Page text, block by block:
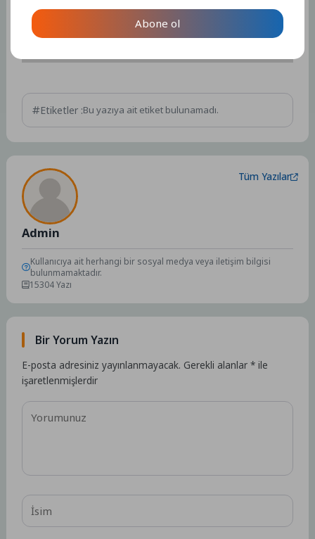
Kaynak: (BYZHA) Beyaz Haber Ajansı
Etiketler :Bu yazıya ait etiket bulunamadı.
Admin
Tüm Yazılar
Kullanıcıya ait herhangi bir sosyal medya veya iletişim bilgisi
bulunmamaktadır.
15304 Yazı
Bir Yorum Yazın
E-posta adresiniz yayınlanmayacak. Gerekli alanlar* ile
işaretlenmişlerdir
Abone ol